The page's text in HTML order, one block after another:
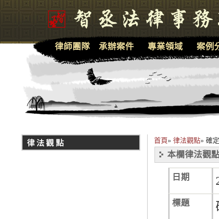
首頁» 律法觀點» 確
本欄律法觀
日期
標題
律師團隊 承辦案件 專業領域 案例